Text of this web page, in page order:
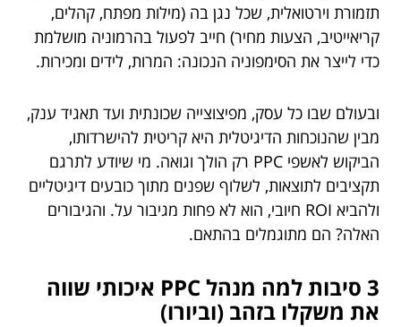
תזמורת וירטואלית, שכל נגן בה (מילות מפתח, קהלים,
קריאייטיב, הצעות מחיר) חייב לפעול בהרמוניה מושלמת
כדי לייצר את הסימפוניה הנכונה: המרות, לידים ומכירות.
ובעולם שבו כל עסק, מפיצוצייה שכונתית ועד תאגיד ענק,
מבין שהנוכחות הדיגיטלית היא קריטית להישרדותו,
הביקוש לאשפי PPC רק הולך וגואה. מי שיודע לתרגם
תקציבים לתוצאות, לשלוף שפנים מתוך כובעים דיגיטליים
ולהביא ROI חיובי, הוא לא פחות מגיבור על. והגיבורים
האלה? הם מתוגמלים בהתאם.
3 סיבות למה מנהל PPC איכותי שווה
את משקלו בזהב (וביורו)